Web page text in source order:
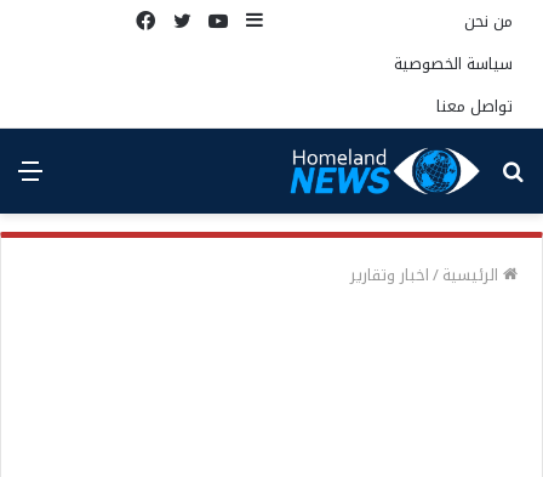
من نحن
سياسة الخصوصية
تواصل معنا
إضافة يوتيوبتويتر
بحث
عن
الرئيسية/اخبار وتقارير